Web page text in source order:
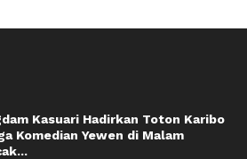
Kasuari Hadirkan Toton Karibo
Komedian Yewen di Malam